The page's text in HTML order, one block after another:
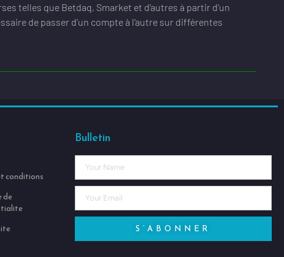
telles que Betdaq, Smarket et d’autres à partir d’un
de passer d’un compte à l’autre sur différentes
conditions
de
Bulletin
S’ABONNER